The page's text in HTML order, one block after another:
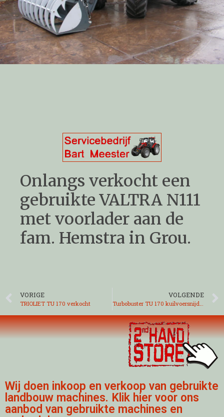
Onlangs verkocht een
gebruikte VALTRA N111
met voorlader aan de
fam. Hemstra in Grou.
VORIGE
TRIOLIET TU 170 verkocht
VOLGENDE
Turbobuster TU 170 kuilvoersnijder
Wij doen inkoop en verkoop van gebruikte
landbouw machines. Klik hier voor ons
aanbod van gebruikte machines en